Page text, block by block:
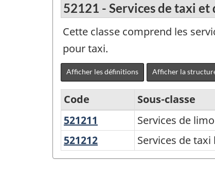
52121 - Services de taxi et
Cette classe comprend les
pour taxi.
Afficher les définitions Afficher la
Système
de
classification
Code
Sous-classe
521211
Services
de
limousine
locaux
Services de
521212 Services
de
Services de